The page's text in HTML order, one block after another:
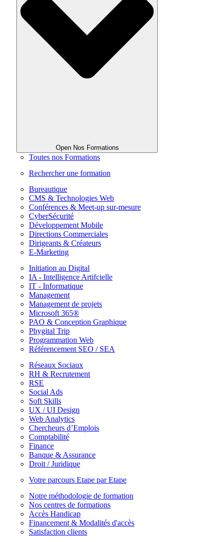
Open Nos Formations
Toutes nos Formations
Rechercher une formation
Bureautique
CMS & Technologies Web
Conférences & Meet-up sur-mesure
CyberSécurité
Développement Mobile
Directions Commerciales
Dirigeants & Créateurs
E-Marketing
Initiation au Digital
IA - Intelligence Artifcielle
IT - Informatique
Management
Management de projets
Microsoft 365®
PAO & Conception Graphique
Phygital Trip
Programmation Web
Référencement SEO / SEA
Réseaux Sociaux
RH & Recrutement
RSE
Social Ads
Soft Skills
UX / UI Design
Web Analytics
Chercheurs d’Emplois
Comptabilité
Finance
Banque & Assurance
Droit / Juridique
Votre parcours Etape par Etape
Notre méthodologie de formation
Nos centres de formations
Accès Handicap
Financement & Modalités d'accès
Satisfaction clients